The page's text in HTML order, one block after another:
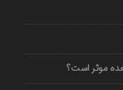
موثر است؟